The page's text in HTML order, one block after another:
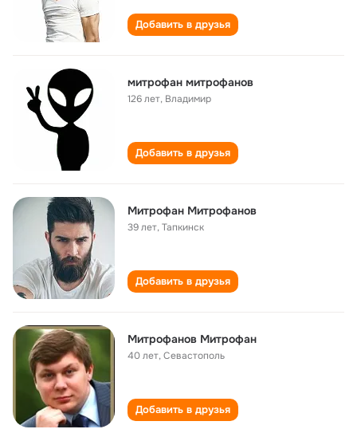
Добавить в друзья
митрофан митрофанов
126 лет, Владимир
Добавить в друзья
Митрофан Митрофанов
39 лет,Тапкинск
Добавить в друзья
Митрофанов Митрофан
40 лет,Севастополь
Добавить в друзья